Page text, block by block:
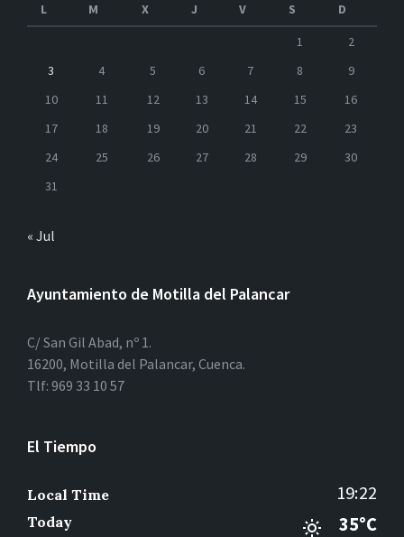
L
M X J V S
D
1
2
3
4 5 6 7 8
9
10
11 12 13 14 15
16
17
18 19 20 21 22
23
24
25 26 27 28 29
30
31
« Jul
Ayuntamiento de Motilla del Palancar
C/ San Gil Abad, nº 1.
16200, Motilla del Palancar, Cuenca.
Tlf: 969 33 10 57
El Tiempo
Local Time 19:22
Today 35°C